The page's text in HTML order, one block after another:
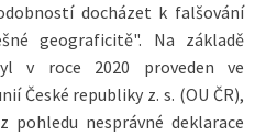
docházet k falšování
geograficitě". Na základě
v roce 2020 proveden ve
České republiky z. s. (OU ČR),
pohledu nesprávné deklarace